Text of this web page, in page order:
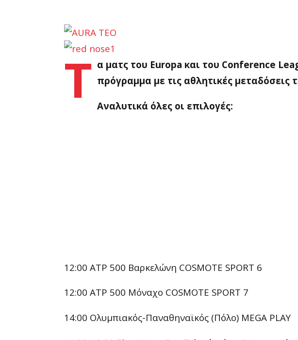
Τ α ματς του Europa και του Conference
πρόγραμμα με τις αθλητικές μεταδόσεις
Αναλυτικά όλες οι επιλογές:
12:00 ATP 500 Βαρκελώνη COSMOTE SPORT 6
12:00 ATP 500 Μόναχο COSMOTE SPORT 7
14:00 Ολυμπιακός-Παναθηναϊκός (Πόλο) MEGA PLAY